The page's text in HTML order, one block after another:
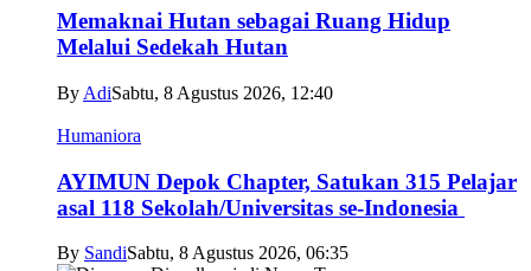
Memaknai Hutan sebagai Ruang Hidup
Melalui Sedekah Hutan
By AdiSabtu, 8 Agustus 2026, 12:40
Humaniora
AYIMUN Depok Chapter, Satukan 315 Pelajar
asal 118 Sekolah/Universitas se-Indonesia
By SandiSabtu, 8 Agustus 2026, 06:35